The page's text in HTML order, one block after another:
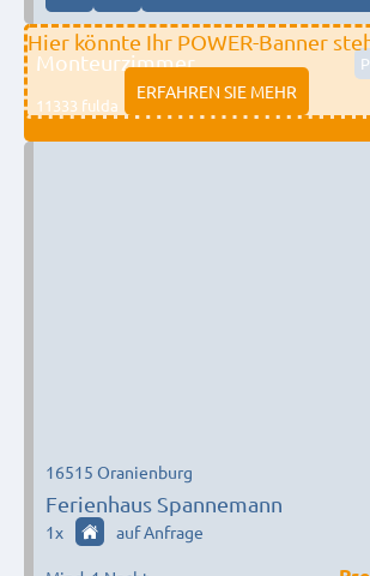
Hier könnte Ihr POWER-Banner
ERFAHREN SIE MEHR
Monteurzimmer
11333 fulda
Ferienhaus Spannemann
16515 Oranienburg
1x auf Anfrage